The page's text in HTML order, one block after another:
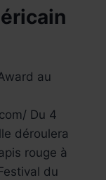
au
Du 4
déroulera
rouge à
du